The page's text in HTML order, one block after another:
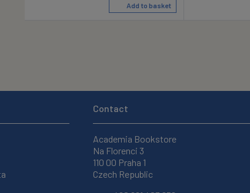
Add to basket
Contact
Academia Bookstore
Na Florenci 3
110 00 Praha 1
Czech Republic